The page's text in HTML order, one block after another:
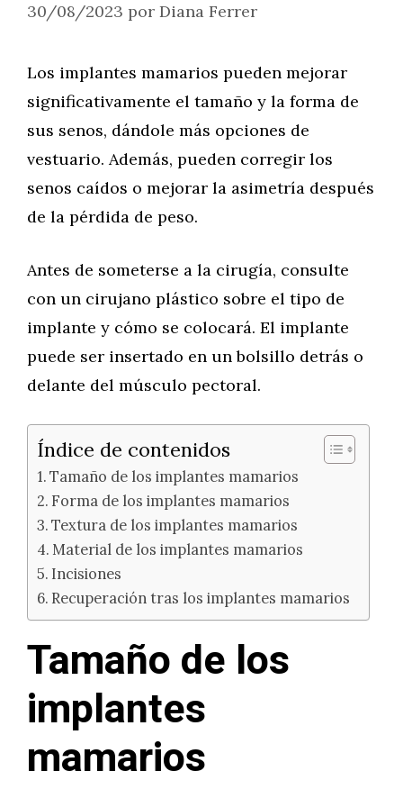
30/08/2023 por Diana Ferrer
Los implantes mamarios pueden mejorar
significativamente el tamaño y la forma de
sus senos, dándole más opciones de
vestuario. Además, pueden corregir los
senos caídos o mejorar la asimetría después
de la pérdida de peso.
Antes de someterse a la cirugía, consulte
con un cirujano plástico sobre el tipo de
implante y cómo se colocará. El implante
puede ser insertado en un bolsillo detrás o
delante del músculo pectoral.
Índice de contenidos
Tamaño de los implantes mamarios
Forma de los implantes mamarios
Textura de los implantes mamarios
Material de los implantes mamarios
Incisiones
Recuperación tras los implantes mamarios
Tamaño de los
implantes
mamarios